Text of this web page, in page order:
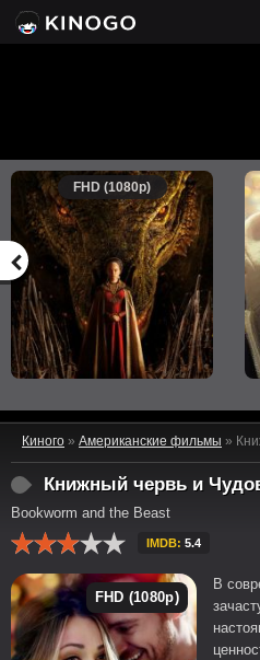
FHD (1080p)
Киного » Американские фильмы »
Книжный червь и
Bookworm and the Beast
IMDB: 5.4
FHD (1080p)
В